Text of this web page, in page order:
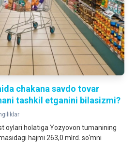
chakana savdo tovar
tashkil etganini bilasizmi?
oylari holatiga Yozyovon tumanining
hajmi 263,0 mlrd. so‘mni